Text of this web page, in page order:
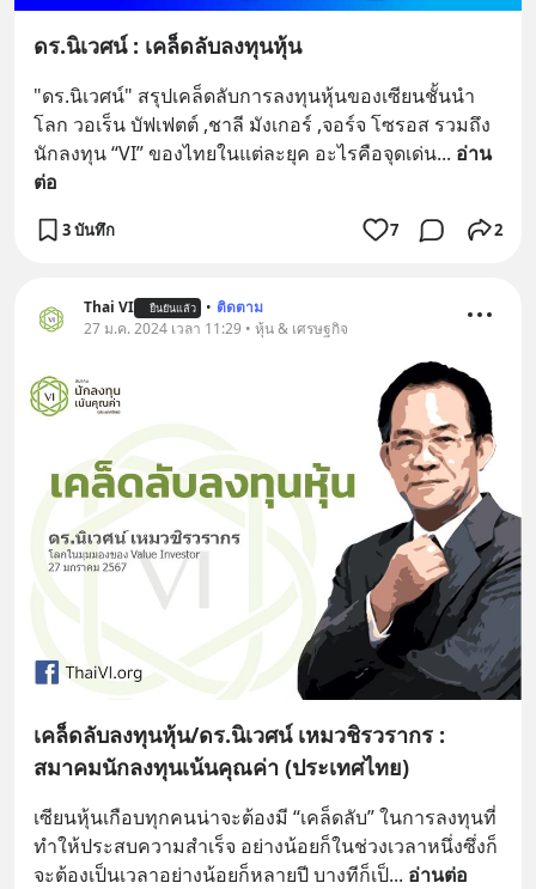
ดร.นิเวศน์ : เคล็ดลับลงทุนหุ้น
"ดร.นิเวศน์" สรุปเคล็ดลับการลงทุนหุ้นของเซียนชั้นนำ
โลก วอเร็น บัฟเฟตต์ ,ชาลี มังเกอร์ ,จอร์จ โซรอส รวมถึง
นักลงทุน “VI” ของไทยในแต่ละยุค อะไรคือจุดเด่น... อ่าน
ต่อ
3 บันทึก 7 2
Thai VI ยืนยันแล้ว • ติดตาม
27 ม.ค. 2024 เวลา 11:29 • หุ้น & เศรษฐกิจ
เคล็ดลับลงทุนหุ้น/ดร.นิเวศน์ เหมวชิรวรากร :
สมาคมนักลงทุนเน้นคุณค่า (ประเทศไทย)
เซียนหุ้นเกือบทุกคนน่าจะต้องมี “เคล็ดลับ” ในการลงทุนที่
ทำให้ประสบความสำเร็จ อย่างน้อยก็ในช่วงเวลาหนึ่งซึ่งก็
จะต้องเป็นเวลาอย่างน้อยก็หลายปี บางทีก็เป็... อ่านต่อ